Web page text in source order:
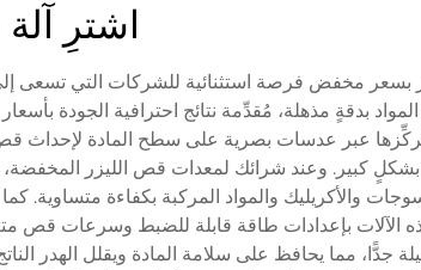
اشترِ
بسعر مخفض فرصة استثنائية للشركات التي تسعى
بدقةٍ مذهلة، مُقدِّمة نتائج احترافية الجودة
عبر عدسات بصرية على سطح المادة لإحداث
بشكلٍ كبير. وعند شرائك لمعدات قص الليزر
والأكريليك والمواد المركبة بكفاءة متساوية.
الآلات بإعدادات طاقة قابلة للضبط وسرعات قص
جدًّا، مما يحافظ على سلامة المادة ويقلل